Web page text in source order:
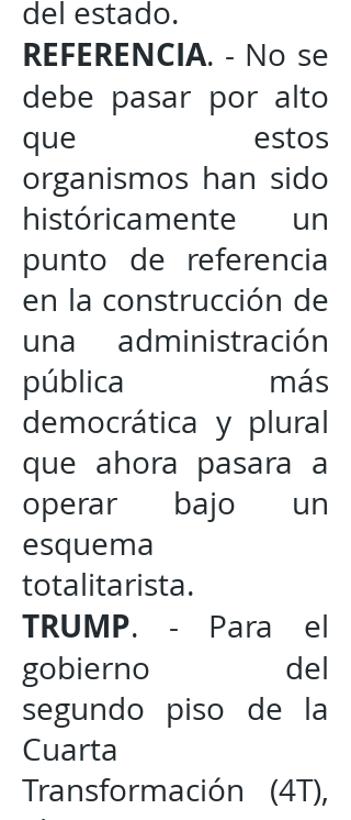
del estado.
REFERENCIA. - No se
debe pasar por alto
que estos
organismos han sido
históricamente un
punto de referencia
en la construcción de
una administración
pública más
democrática y plural
que ahora pasara a
operar bajo un
esquema
totalitarista.
TRUMP. - Para el
gobierno del
segundo piso de la
Cuarta
Transformación (4T),